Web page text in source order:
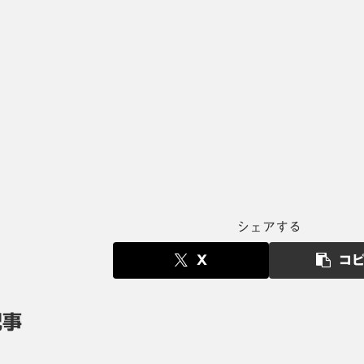
シェアする
X コ